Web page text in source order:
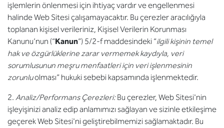
işlemlerin önlenmesi için ihtiyaç vardır ve engellenmesi
halinde Web Sitesi çalışamayacaktır. Bu çerezler aracılığıyla
toplanan kişisel verileriniz, Kişisel Verilerin Korunması
Kanunu’nun (“Kanun”) 5/2-f maddesindeki “ilgili kişinin temel
hak ve özgürlüklerine zarar vermemek kaydıyla, veri
sorumlusunun meşru menfaatleri için veri işlenmesinin
zorunluolması” hukuki sebebi kapsamında işlenmektedir.
2. Analiz/Performans Çerezleri:Bu çerezler, Web Sitesi'nin
işleyişinizi analiz edip anlamımızı sağlayan ve sizinle etkileşime
geçerek Web Sitesi'ni geliştirebilmemizi sağlamaktadır. Bu